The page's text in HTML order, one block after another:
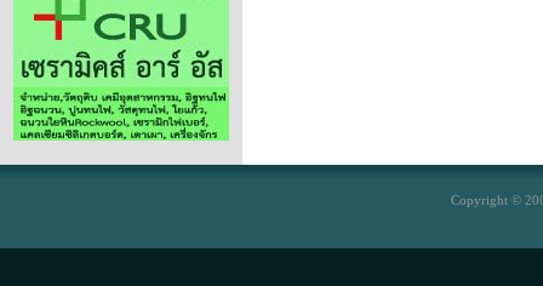
Copyright ©